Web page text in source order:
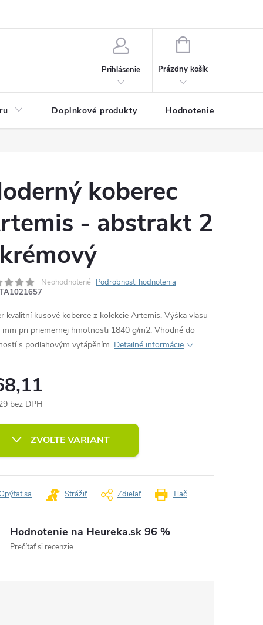
Prihlásenie
NÁKUPNÝ
Prázdny košík
Doplnkové produkty Hodnotenie obchodu
koberec
- abstrakt 2
Neohodnotené Podrobnosti hodnotenia
TA1021657
kvalitní kusové koberce z kolekcie Artemis. Výška vlasu
mm pri priemernej hmotnosti 1840 g/m2. Vhodné do
s podlahovým vytápěním. Detailné informácie
bez DPH
ZVOĽTE VARIANT
Tlač
sa Strážiť Zdieľať
Hodnotenie na Heureka.sk 96 %
Prečítať si recenzie